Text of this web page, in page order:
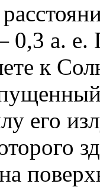
0,3 а. е.
к
его